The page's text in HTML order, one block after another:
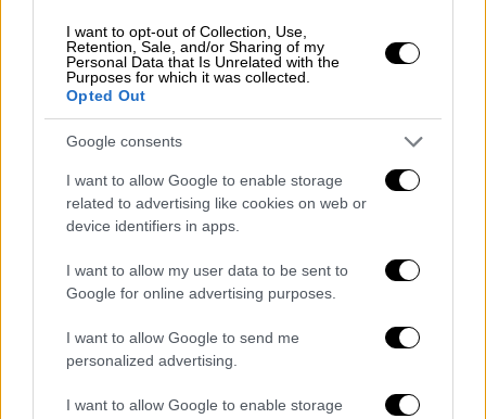
I want to opt-out of Collection, Use,
Retention, Sale, and/or Sharing of my
Personal Data that Is Unrelated with the
Purposes for which it was collected.
Opted Out
Google consents
I want to allow Google to enable storage
related to advertising like cookies on web or
device identifiers in apps.
I want to allow my user data to be sent to
Google for online advertising purposes.
I want to allow Google to send me
personalized advertising.
I want to allow Google to enable storage
Το κρίσιμο 10ήμερο του Απριλίου
Πάντως από τις δύο πρώτες εβδομάδες του
Απριλίου θα κριθεί και πώς θα περάσουμε το
Πάσχα, αναφέρουν υψηλόβαθμες
κυβερνητικές πηγές στο ethnos.gr.
Εάν δηλαδή αρχίσει η πτωτική πορεία του
επιδημιολογικού φορτίου και διαφανεί πως
φθάσουμε σε ικανοποιητικό βαθμό
μειωμένων κρουσμάτων, τότε είναι πιθανό
να ανοίξει η εστίαση ακόμη και την
Μεγάλη
Εβδομάδακαι ίσως να δοθεί και η
δυνατότηταμετακίνησης εκτός νομού.